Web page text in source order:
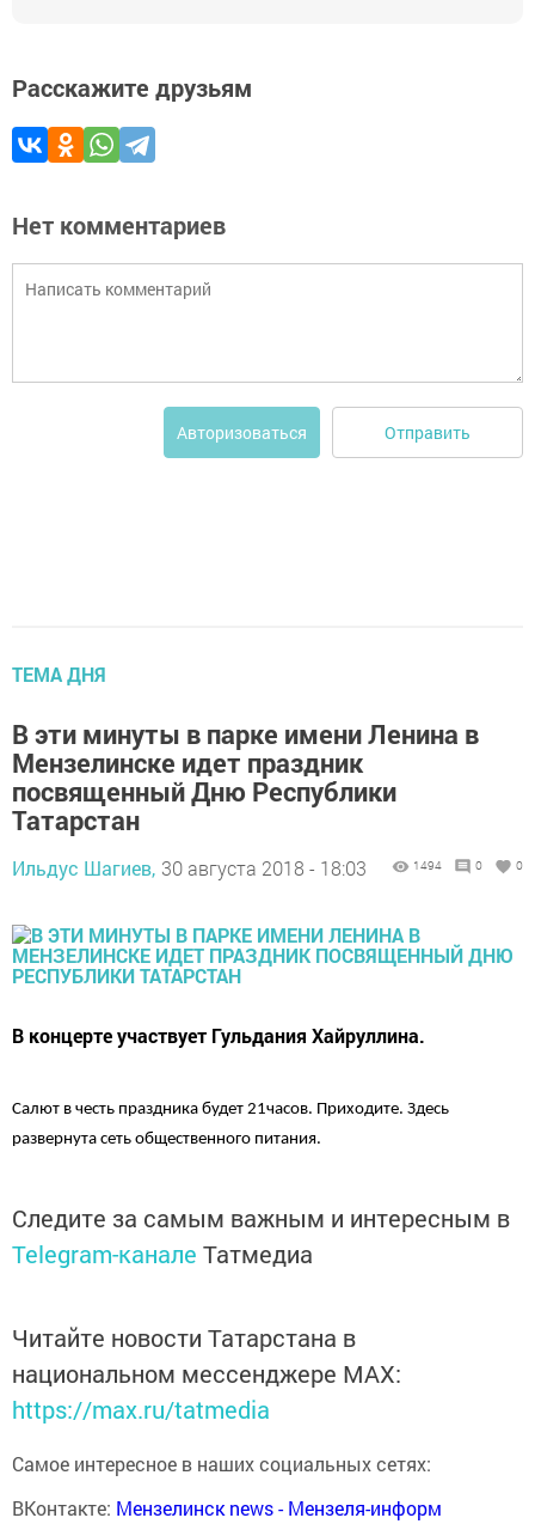
Расскажите друзьям
Нет комментариев
Авторизоваться Отправить
ТЕМА ДНЯ
В эти минуты в парке имени Ленина в
Мензелинске идет праздник
посвященный Дню Республики
Татарстан
Ильдус Шагиев, 30 августа 2018 - 18:03 1494 0 0
В концерте участвует Гульдания Хайруллина.
Салют в честь праздника будет 21часов. Приходите. Здесь
развернута сеть общественного питания.
Следите за самым важным и интересным в
Telegram-канале Татмедиа
Читайте новости Татарстана в
национальном мессенджере MАХ:
https://max.ru/tatmedia
Самое интересное в наших социальных сетях:
ВКонтакте: Мензелинск news - Мензеля-информ